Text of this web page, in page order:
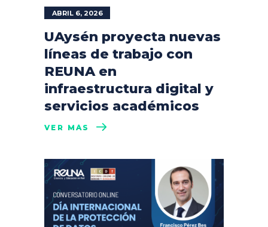
ABRIL 6, 2026
UAysén proyecta nuevas
líneas de trabajo con
REUNA en
infraestructura digital y
servicios académicos
VER MÁS